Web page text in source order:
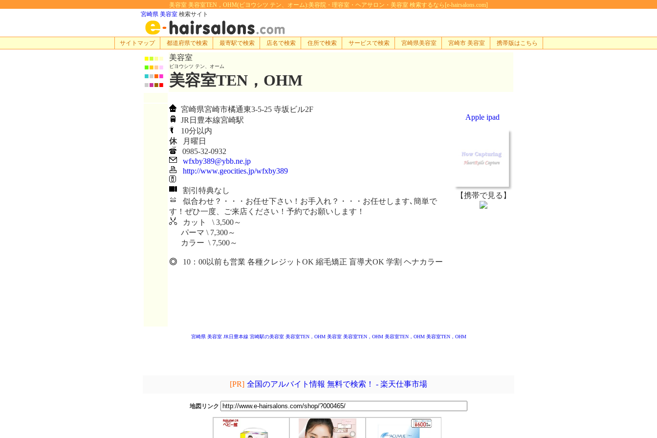
美容室 美容室TEN，OHM(ビヨウシツ テン、オーム):美容院・理容室・ヘアサロン・美容室 検索するなら[e-hairsalons.com]
宮崎県 美容室 検索サイト
サイトマップ 都道府県で検索 最寄駅で検索 店名で検索 住所で検索 サービスで検索 宮崎県美容室 宮崎市 美容室 携帯版はこちら
■■■■
■■■■
■■■■
■■■■
美容室
ビヨウシツ テン、オーム
美容室TEN，OHM
宮崎県宮崎市橘通東3-5-25 寺坂ビル2F
JR日豊本線宮崎駅
10分以内
休月曜日
0985-32-0932
wfxby389@ybb.ne.jp
http://www.geocities.jp/wfxby389
割引特典なし
似合わせ？・・・お任せ下さい！お手入れ？・・・お任せします､簡単で
す！ぜひ一度、ご来店ください！予約でお願いします！
カット \ 3,500～
パーマ \ 7,300～
カラー \ 7,500～
◎ 10：00以前も営業 各種クレジットOK 縮毛矯正 盲導犬OK 学割 ヘナカラー
Apple ipad
【携帯で見る】
宮崎県 美容室 JR日豊本線 宮崎駅の美容室 美容室TEN，OHM 美容室 美容室TEN，OHM 美容室TEN，OHM 美容室TEN，OHM
[PR] 全国のアルバイト情報 無料で検索！ - 楽天仕事市場
地図リンク